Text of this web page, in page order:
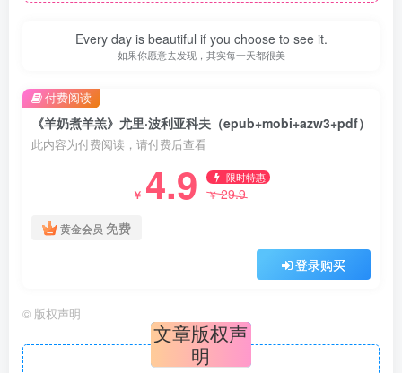
Every day is beautiful if you choose to see it.
如果你愿意去发现，其实每一天都很美
《羊奶煮羊羔》尤里·波利亚科夫（epub+mobi+azw3+pdf）
此内容为付费阅读，请付费后查看
￥ 4.9 限时特惠
￥29.9
黄金会员 免费
登录购买
付费阅读
© 版权声明
文章版权声
明